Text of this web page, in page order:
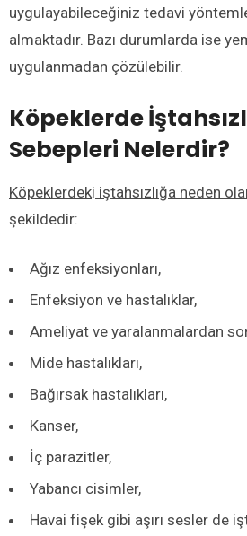
uygulayabileceğiniz tedavi
almaktadır. Bazı durumlarda ise
uygulanmadan çözülebilir.
Köpeklerde
Sebepleri Nelerdir?
Köpeklerdeki iştahsızlığa neden
şekildedir:
Ağız enfeksiyonları,
Enfeksiyon ve hastalıklar,
Ameliyat ve yaralanmalardan
Mide hastalıkları,
Bağırsak hastalıkları,
Kanser,
İç parazitler,
Yabancı cisimler,
Havai fişek gibi aşırı sesler de